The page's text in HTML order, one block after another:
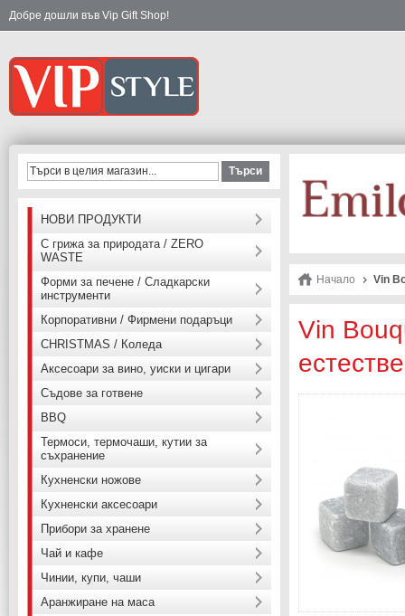
Добре дошли във Vip Gift Shop!
Начало Vin
Vin
Търси
НОВИ ПРОДУКТИ
С грижа за природата / ZERO
WASTE
Форми за печене / Сладкарски
инструменти
Корпоративни / Фирмени подаръци
CHRISTMAS / Коледа
Аксесоари за вино, уиски и цигари
Съдове за готвене
BBQ
Термоси, термочаши, кутии за
съхранение
Кухненски ножове
Кухненски аксесоари
Прибори за хранене
Чай и кафе
Чинии, купи, чаши
Аранжиране на маса